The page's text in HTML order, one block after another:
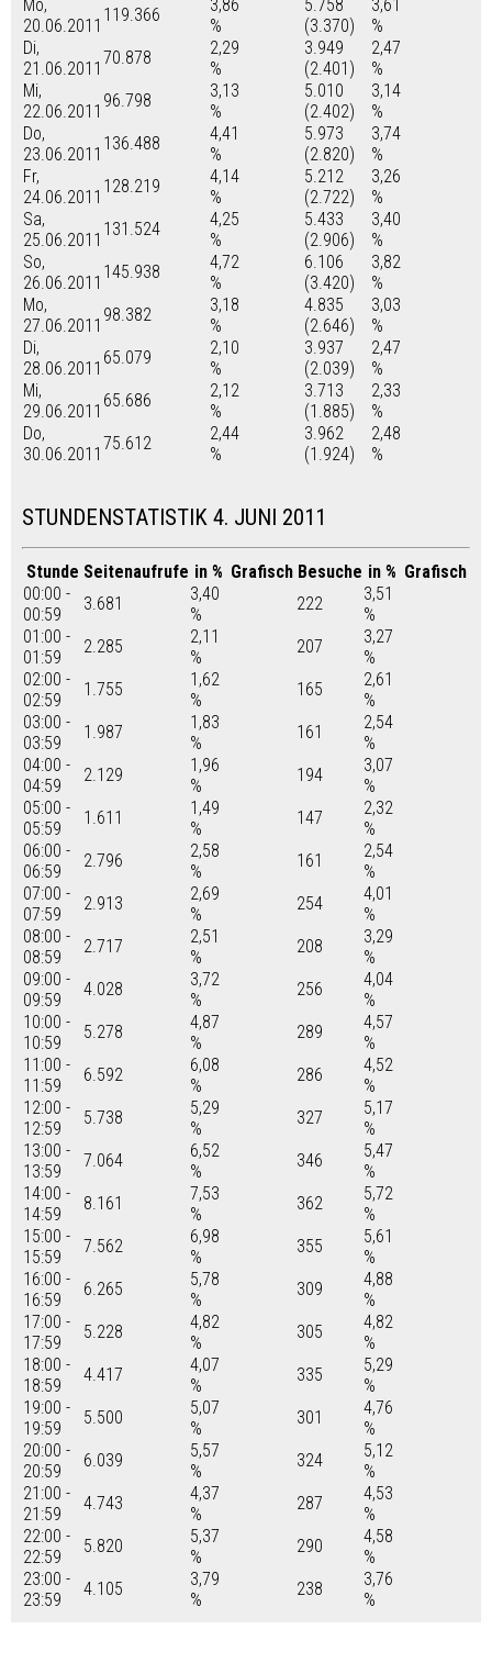
Mo,
20.06.2011
119.366
3,86
%
5.758
(3.370)
3,61
%
Di,
21.06.2011
70.878
2,29
%
3.949
(2.401)
2,47
%
Mi,
22.06.2011
96.798
3,13
%
5.010
(2.402)
3,14
%
Do,
23.06.2011
136.488
4,41
%
5.973
(2.820)
3,74
%
Fr,
24.06.2011
128.219
4,14
%
5.212
(2.722)
3,26
%
Sa,
25.06.2011
131.524
4,25
%
5.433
(2.906)
3,40
%
So,
26.06.2011
145.938
4,72
%
6.106
(3.420)
3,82
%
Mo,
27.06.2011
98.382
3,18
%
4.835
(2.646)
3,03
%
Di,
28.06.2011
65.079
2,10
%
3.937
(2.039)
2,47
%
Mi,
29.06.2011
65.686
2,12
%
3.713
(1.885)
2,33
%
Do,
30.06.2011
75.612
2,44
%
3.962
(1.924)
2,48
%
STUNDENSTATISTIK 4. JUNI 2011
Stunde Seitenaufrufe in % Grafisch Besuche in % Grafisch
00:00 -
00:59
3.681
3,40
%
222
3,51
%
01:00 -
01:59
2.285
2,11
%
207
3,27
%
02:00 -
02:59
1.755
1,62
%
165
2,61
%
03:00 -
03:59
1.987
1,83
%
161
2,54
%
04:00 -
04:59
2.129
1,96
%
194
3,07
%
05:00 -
05:59
1.611
1,49
%
147
2,32
%
06:00 -
06:59
2.796
2,58
%
161
2,54
%
07:00 -
07:59
2.913
2,69
%
254
4,01
%
08:00 -
08:59
2.717
2,51
%
208
3,29
%
09:00 -
09:59
4.028
3,72
%
256
4,04
%
10:00 -
10:59
5.278
4,87
%
289
4,57
%
11:00 -
11:59
6.592
6,08
%
286
4,52
%
12:00 -
12:59
5.738
5,29
%
327
5,17
%
13:00 -
13:59
7.064
6,52
%
346
5,47
%
14:00 -
14:59
8.161
7,53
%
362
5,72
%
15:00 -
15:59
7.562
6,98
%
355
5,61
%
16:00 -
16:59
6.265
5,78
%
309
4,88
%
17:00 -
17:59
5.228
4,82
%
305
4,82
%
18:00 -
18:59
4.417
4,07
%
335
5,29
%
19:00 -
19:59
5.500
5,07
%
301
4,76
%
20:00 -
20:59
6.039
5,57
%
324
5,12
%
21:00 -
21:59
4.743
4,37
%
287
4,53
%
22:00 -
22:59
5.820
5,37
%
290
4,58
%
23:00 -
23:59
4.105
3,79
%
238
3,76
%